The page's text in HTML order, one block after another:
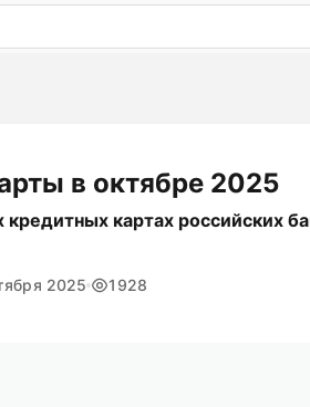
в октябре 2025
картах российских
2025 1928